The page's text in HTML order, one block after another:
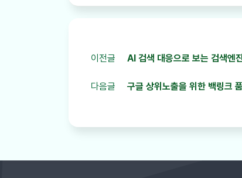
이전글 AI 검색 대응으로 보는 검색
다음글 구글 상위노출을 위한 백링